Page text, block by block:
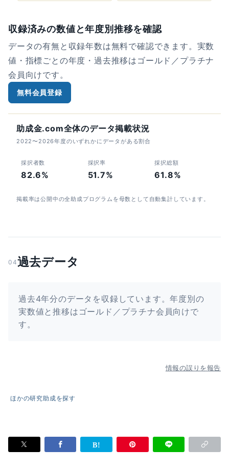
収録済みの数値と年度別推移を確認
データの有無と収録年数は無料で確認できます。実数
値・指標ごとの年度・過去推移はゴールド／プラチナ
会員向けです。
無料会員登録
助成金.com全体のデータ掲載状況
2022〜2026年度のいずれかにデータがある割合
採択者数
82.6%
採択率
51.7%
採択総額
61.8%
掲載率は公開中の全助成プログラムを母数として自動集計しています。
04過去データ
過去4年分のデータを収録しています。年度別の
実数値と推移はゴールド／プラチナ会員向けで
す。
情報の誤りを報告
ほかの研究助成を探す